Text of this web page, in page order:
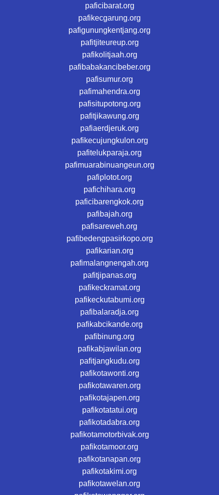
paficibarat.org
pafikecgarung.org
pafigunungkentjang.org
pafitjiteureup.org
pafikolitjaah.org
pafibabakancibeber.org
pafisumur.org
pafimahendra.org
pafisitupotong.org
pafitjikawung.org
pafiaerdjeruk.org
pafikecujungkulon.org
pafitelukparaja.org
pafimuarabinuangeun.org
pafiplotot.org
pafichihara.org
paficibarengkok.org
pafibajah.org
pafisareweh.org
pafibedengpasirkopo.org
pafikarian.org
pafimalangnengah.org
pafitjipanas.org
pafikeckramat.org
pafikeckutabumi.org
pafibalaradja.org
pafikabcikande.org
pafibinung.org
pafikabjawilan.org
pafitjangkudu.org
pafikotawonti.org
pafikotawaren.org
pafikotajapen.org
pafikotatatui.org
pafikotadabra.org
pafikotamotorbivak.org
pafikotamoor.org
pafikotanapan.org
pafikotakimi.org
pafikotawelan.org